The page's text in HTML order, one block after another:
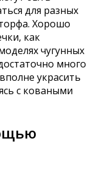
для разных
Хорошо
как
чугунных
много
украсить
с коваными